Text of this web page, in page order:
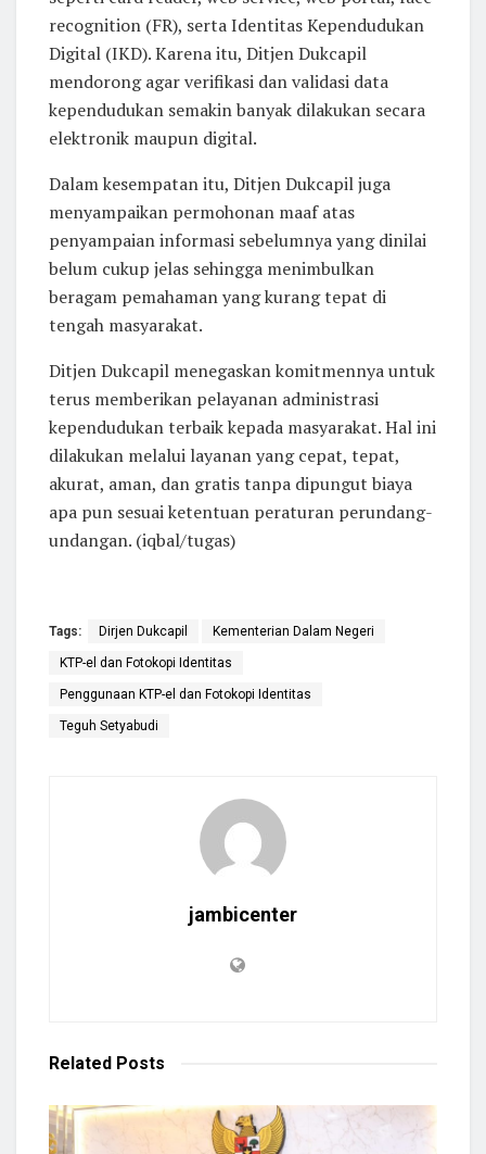
recognition (FR), serta Identitas Kependudukan
Digital (IKD). Karena itu, Ditjen Dukcapil
mendorong agar verifikasi dan validasi data
kependudukan semakin banyak dilakukan secara
elektronik maupun digital.
Dalam kesempatan itu, Ditjen Dukcapil juga
menyampaikan permohonan maaf atas
penyampaian informasi sebelumnya yang dinilai
belum cukup jelas sehingga menimbulkan
beragam pemahaman yang kurang tepat di
tengah masyarakat.
Ditjen Dukcapil menegaskan komitmennya untuk
terus memberikan pelayanan administrasi
kependudukan terbaik kepada masyarakat. Hal ini
dilakukan melalui layanan yang cepat, tepat,
akurat, aman, dan gratis tanpa dipungut biaya
apa pun sesuai ketentuan peraturan perundang-
undangan. (iqbal/tugas)
Tags: Dirjen Dukcapil Kementerian Dalam Negeri
KTP-el dan Fotokopi Identitas
Penggunaan KTP-el dan Fotokopi Identitas
Teguh Setyabudi
jambicenter
Related Posts